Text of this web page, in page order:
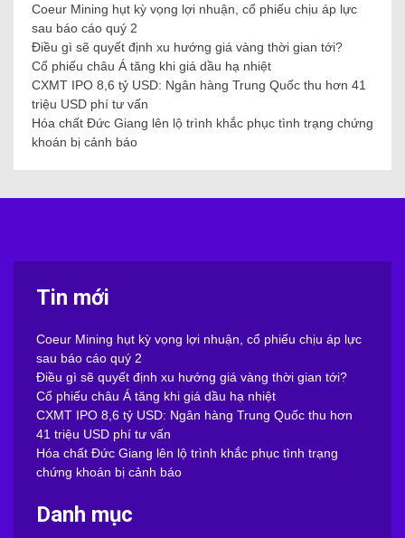
Coeur Mining hụt kỳ vọng lợi nhuận, cổ phiếu chịu áp lực
sau báo cáo quý 2
Điều gì sẽ quyết định xu hướng giá vàng thời gian tới?
Cổ phiếu châu Á tăng khi giá dầu hạ nhiệt
CXMT IPO 8,6 tỷ USD: Ngân hàng Trung Quốc thu hơn 41
triệu USD phí tư vấn
Hóa chất Đức Giang lên lộ trình khắc phục tình trạng chứng
khoán bị cảnh báo
Tin mới
Coeur Mining hụt kỳ vọng lợi nhuận, cổ phiếu chịu áp lực
sau báo cáo quý 2
Điều gì sẽ quyết định xu hướng giá vàng thời gian tới?
Cổ phiếu châu Á tăng khi giá dầu hạ nhiệt
CXMT IPO 8,6 tỷ USD: Ngân hàng Trung Quốc thu hơn
41 triệu USD phí tư vấn
Hóa chất Đức Giang lên lộ trình khắc phục tình trạng
chứng khoán bị cảnh báo
Danh mục